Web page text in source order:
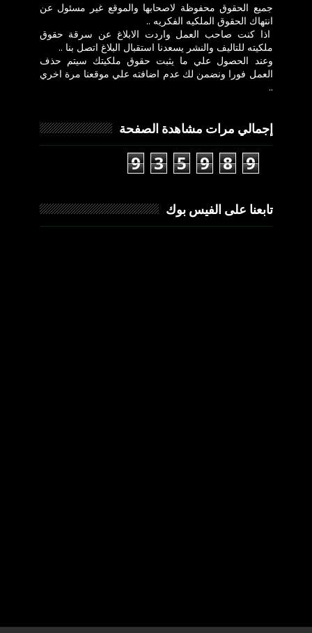
جميع الحقوق محفوظة لاصحابها والموقع غير مسئول عن
انتهاك الحقوق الملكيه الفكريه ..
اذا كنت صاحب العمل واردت الابلاغ عن سرقة حقوق
ملكيته للتاليف والنشر يسعدنا استقبال البلاغ اتصل بنا ..
وعند الحصول علي ما يثبت حقوق ملكيتك سيتم حذف
العمل فورا ونضمن لك عدم اضافته علي موقعنا مرة اخري
..
إجمالي مرات مشاهدة الصفحة
9 3 5 9 8 9
تابعنا على الفيس بوك